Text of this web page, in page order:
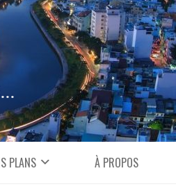
PLANS À PROPOS